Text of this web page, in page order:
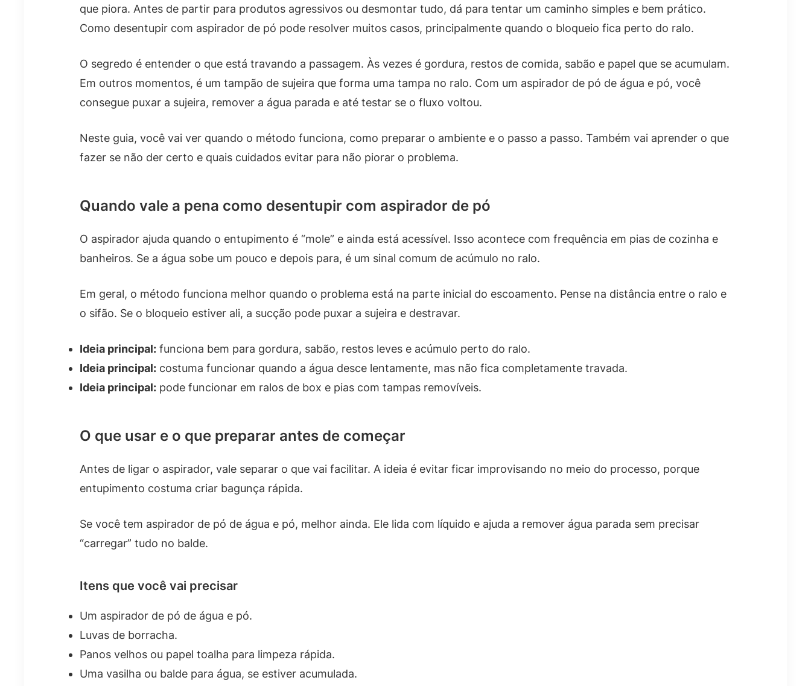
que piora. Antes de partir para produtos agressivos ou desmontar tudo, dá para tentar um caminho simples e bem prático.
Como desentupir com aspirador de pó pode resolver muitos casos, principalmente quando o bloqueio fica perto do ralo.
O segredo é entender o que está travando a passagem. Às vezes é gordura, restos de comida, sabão e papel que se acumulam.
Em outros momentos, é um tampão de sujeira que forma uma tampa no ralo. Com um aspirador de pó de água e pó, você
consegue puxar a sujeira, remover a água parada e até testar se o fluxo voltou.
Neste guia, você vai ver quando o método funciona, como preparar o ambiente e o passo a passo. Também vai aprender o que
fazer se não der certo e quais cuidados evitar para não piorar o problema.
Quando vale a pena como desentupir com aspirador de pó
O aspirador ajuda quando o entupimento é “mole” e ainda está acessível. Isso acontece com frequência em pias de cozinha e
banheiros. Se a água sobe um pouco e depois para, é um sinal comum de acúmulo no ralo.
Em geral, o método funciona melhor quando o problema está na parte inicial do escoamento. Pense na distância entre o ralo e
o sifão. Se o bloqueio estiver ali, a sucção pode puxar a sujeira e destravar.
Ideia principal: funciona bem para gordura, sabão, restos leves e acúmulo perto do ralo.
Ideia principal: costuma funcionar quando a água desce lentamente, mas não fica completamente travada.
Ideia principal: pode funcionar em ralos de box e pias com tampas removíveis.
O que usar e o que preparar antes de começar
Antes de ligar o aspirador, vale separar o que vai facilitar. A ideia é evitar ficar improvisando no meio do processo, porque
entupimento costuma criar bagunça rápida.
Se você tem aspirador de pó de água e pó, melhor ainda. Ele lida com líquido e ajuda a remover água parada sem precisar
“carregar” tudo no balde.
Itens que você vai precisar
Um aspirador de pó de água e pó.
Luvas de borracha.
Panos velhos ou papel toalha para limpeza rápida.
Uma vasilha ou balde para água, se estiver acumulada.